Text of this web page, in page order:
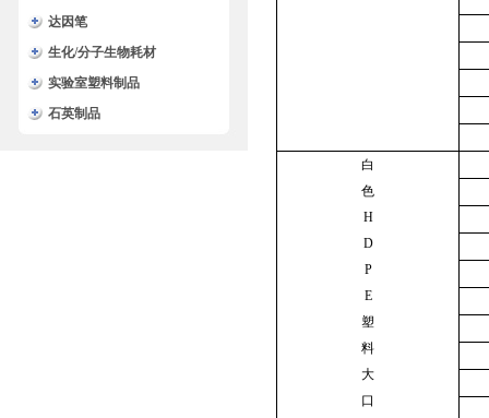
达因笔
生化/分子生物耗材
实验室塑料制品
石英制品
白
色
H
D
P
E
塑
料
大
口